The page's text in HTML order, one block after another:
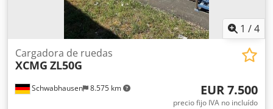
IVA Ubicación: Sittard, Países Bajos Condiciones de
entrega: EXW El transporte a nivel mundial puede ser
organizado por Collé Rental & Sales.
1 /4
Schwabhausen 8.575 km
Cargadora de ruedas
XCMG ZL50G
EUR 7.500
precio fijo IVA no incluído